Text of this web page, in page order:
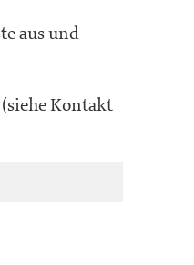
aus und
Kontakt